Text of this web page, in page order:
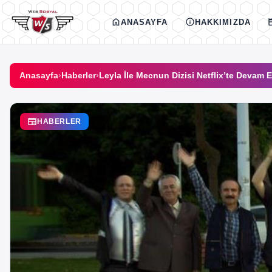
İçeriğe geç
homeANASAYFA infoHAKKIMIZDA
Anasayfa›Haberler›Leyla İle Mecnun Dizisi Netflix’te Devam
newspaper HABERLER